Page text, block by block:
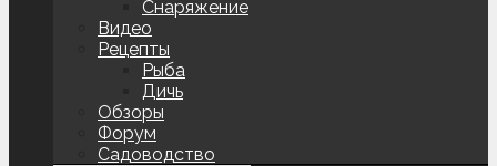
Снаряжение
Видео
Рецепты
Рыба
Дичь
Обзоры
Форум
Садоводство